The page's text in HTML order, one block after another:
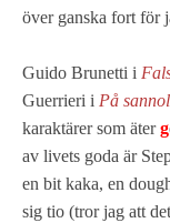
över ganska fort för
Guido Brunetti i
Guerrieri i På
karaktärer som äterg
av livets goda är
en bit kaka, en
sig tio (tror jag att